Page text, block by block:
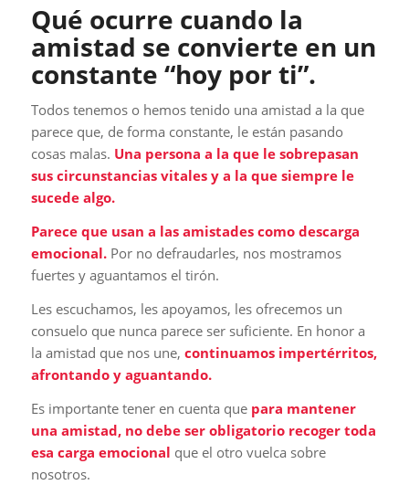
Qué ocurre cuando la
amistad se convierte en un
constante “hoy por ti”.
Todos tenemos o hemos tenido una amistad a la que
parece que, de forma constante, le están pasando
cosas malas. Una persona a la que le sobrepasan
sus circunstancias vitales y a la que siempre le
sucede algo.
Parece que usan a las amistades como descarga
emocional.Por no defraudarles, nos mostramos
fuertes y aguantamos el tirón.
Les escuchamos, les apoyamos, les ofrecemos un
consuelo que nunca parece ser suficiente. En honor a
la amistad que nos une, continuamos impertérritos,
afrontando y aguantando.
Es importante tener en cuenta que para mantener
una amistad, no debe ser obligatorio recoger toda
esa carga emocional que el otro vuelca sobre
nosotros.